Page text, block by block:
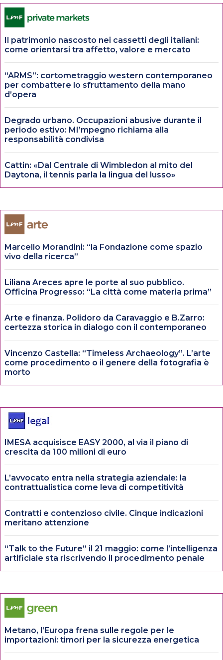
Il patrimonio nascosto nei cassetti degli italiani:
come orientarsi tra affetto, valore e mercato
“ARMS”: cortometraggio western contemporaneo
per combattere lo sfruttamento della mano
d’opera
Degrado urbano. Occupazioni abusive durante il
periodo estivo: MI’mpegno richiama alla
responsabilità condivisa
Cattin: «Dal Centrale di Wimbledon al mito del
Daytona, il tennis parla la lingua del lusso»
Marcello Morandini: “la Fondazione come spazio
vivo della ricerca”
Liliana Areces apre le porte al suo pubblico.
Officina Progresso: “La città come materia prima”
Arte e finanza. Polidoro da Caravaggio e B.Zarro:
certezza storica in dialogo con il contemporaneo
Vincenzo Castella: “Timeless Archaeology”. L’arte
come procedimento o il genere della fotografia è
morto
IMESA acquisisce EASY 2000, al via il piano di
crescita da 100 milioni di euro
L’avvocato entra nella strategia aziendale: la
contrattualistica come leva di competitività
Contratti e contenzioso civile. Cinque indicazioni
meritano attenzione
“Talk to the Future” il 21 maggio: come l’intelligenza
artificiale sta riscrivendo il procedimento penale
Metano, l’Europa frena sulle regole per le
importazioni: timori per la sicurezza energetica